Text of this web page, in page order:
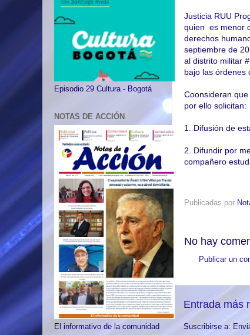
Justicia RUU
quien es menor
derechos
septiembre de
al distrito militar
bajo las órdenes
Coonsideran
por ello solicitan:
1. Difusión de
2. Difundir por
compañero
Publicadas por
No hay
Publicar un
Entrada más
Suscribirse a:
Episodio 29 Cultura - Bogotá
NOTAS DE ACCIÓN
El informativo de la comunidad